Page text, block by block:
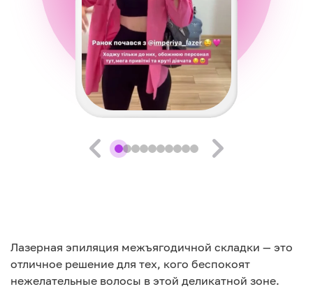
Лазерная эпиляция межъягодичной складки — это
отличное решение для тех, кого беспокоят
нежелательные волосы в этой деликатной зоне.